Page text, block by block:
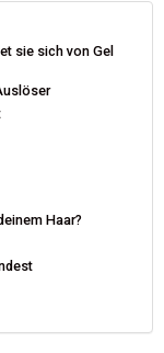
sie sich von Gel
Haar?